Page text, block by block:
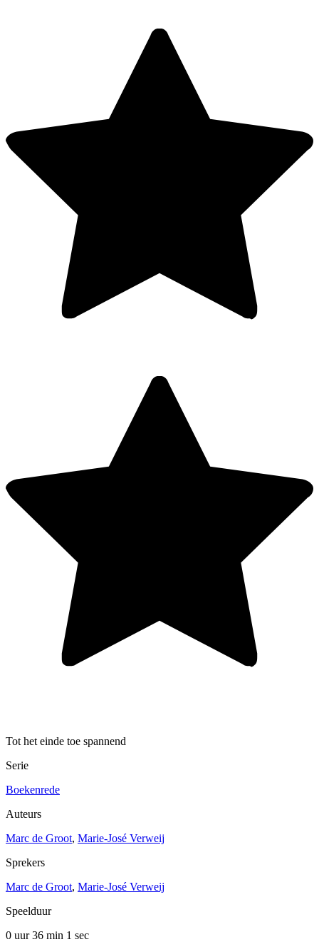
Tot het einde toe spannend
Serie
Boekenrede
Auteurs
Marc de Groot, Marie-José Verweij
Sprekers
Marc de Groot, Marie-José Verweij
Speelduur
0 uur 36 min 1 sec